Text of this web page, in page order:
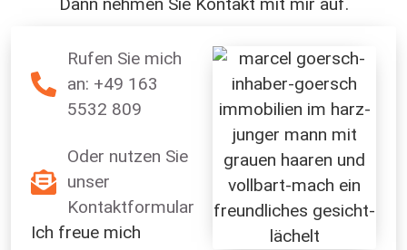
Rufen Sie mich
an: +49 163
5532 809
Oder nutzen Sie
unser
Kontaktformular
Ich freue mich